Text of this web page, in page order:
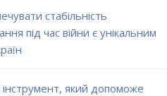
стабільність
під час війни є унікальним
який допоможе